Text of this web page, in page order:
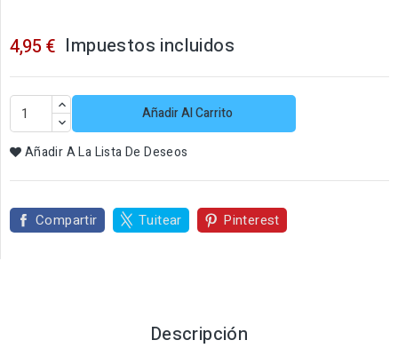
4,95 € Impuestos incluidos
Añadir Al Carrito
Añadir A La Lista De Deseos
Compartir Tuitear Pinterest
Descripción